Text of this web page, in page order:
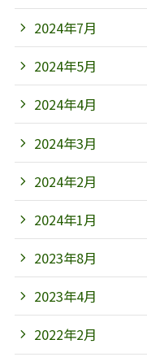
2024年7月
2024年5月
2024年4月
2024年3月
2024年2月
2024年1月
2023年8月
2023年4月
2022年2月